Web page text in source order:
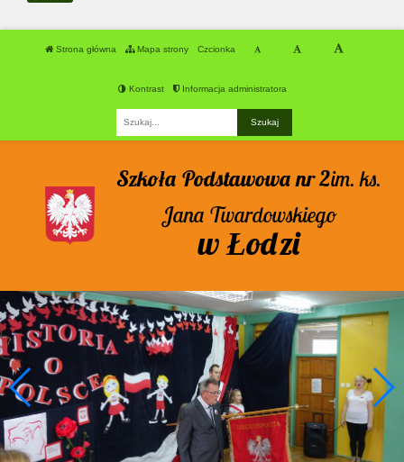
Strona główna Mapa strony Czcionka
Kontrast Informacja administratora
Szkoła Podstawowa nr 2im. ks.
Jana Twardowskiego
w Łodzi